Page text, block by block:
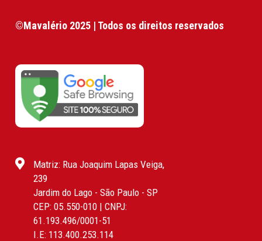
©Mavalério 2025 | Todos os direitos reservados
Matriz: Rua Joaquim Lapas Veiga,
239
Jardim do Lago - São Paulo - SP
CEP: 05.550-010 | CNPJ:
61.193.496/0001-51
I.E: 113.400.253.114